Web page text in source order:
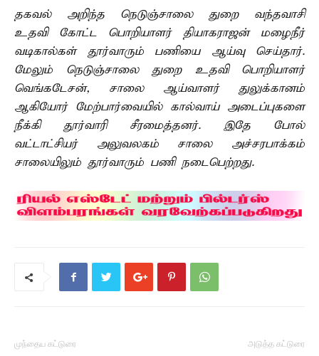
தகவல் அறிந்த நெடுஞ்சாலை துறை வந்தவாசி
உதவி கோட்ட பொறியாளர் தியாகராஜன் மழைநீர்
வடிகால்கள் தூர்வாரும் பணியை ஆய்வு செய்தார்.
மேலும் நெடுஞ்சாலை துறை உதவி பொறியாளர்
வெங்கடேசன், சாலை ஆய்வாளர் துலுக்கானம்
ஆகியோர் மேற்பார்வையில் கால்வாய் அடைப்புகளை
நீக்கி தூர்வாரி சீரமைத்தனர். இதே போல்
வட்டாட்சியர் அலுவலகம் சாலை அச்சரபாக்கம்
சாலையிலும் தூர்வாரும் பணி நடைபெற்றது.
முந்தைய கட்டுரை அடுத்த கட்டுரை